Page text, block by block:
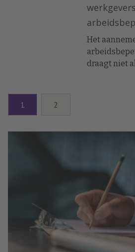
Het
draagt niet
besparen.
1 2